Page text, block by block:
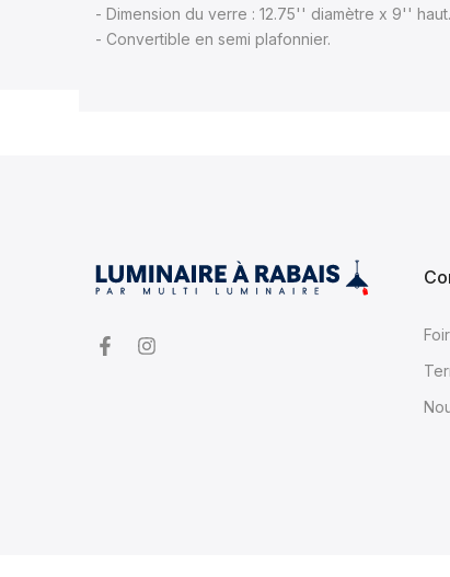
- Dimension du verre : 12.75'' diamètre x 9'' haut.
- Convertible en semi plafonnier.